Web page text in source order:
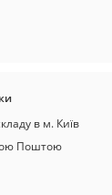
в м. Київ
Поштою